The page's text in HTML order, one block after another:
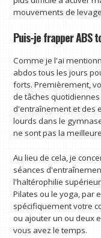
mouvements de
Puis-je frapper ABS
Comme je l'ai
abdos tous les jours
forts. Premièrement,
de tâches
d'entraînement et des
lourds dans le
ne sont pas la
Au lieu de cela, je
séances
l'haltérophilie
Pilates ou le yoga, par
spécifiquement votre
ou ajouter un ou deux
vous avez le temps.